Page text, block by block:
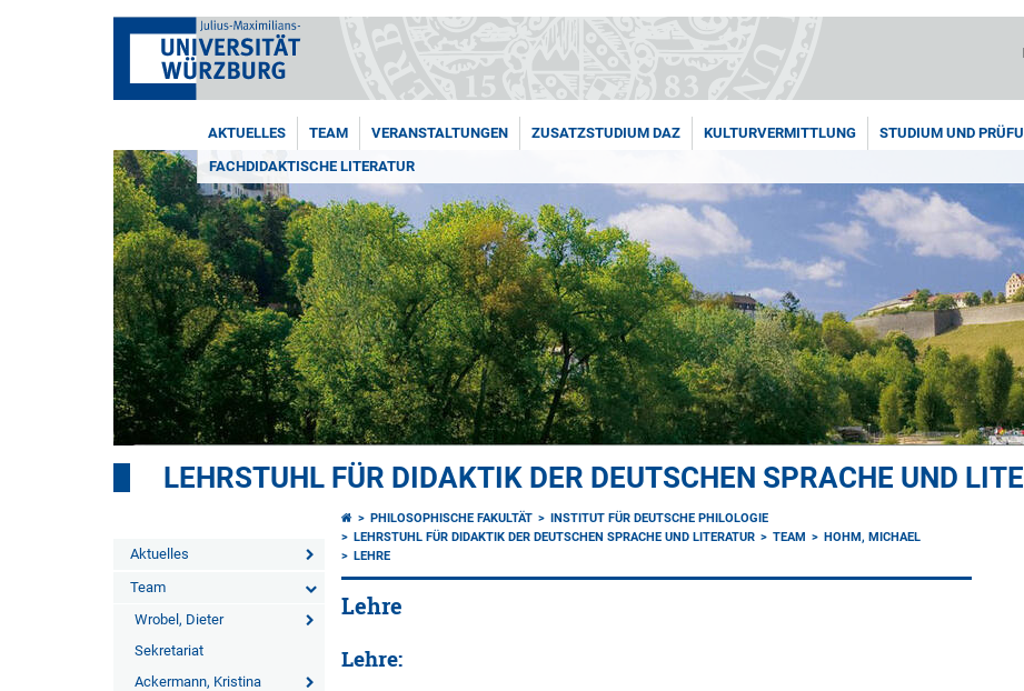
AKTUELLES TEAM VERANSTALTUNGEN ZUSATZSTUDIUM DAZ KULTURVERMITTLUNG STUDIUM UND
FACHDIDAKTISCHE LITERATUR
LEHRSTUHL FÜR DIDAKTIK DER DEUTSCHEN SPRACHE UND
Aktuelles
Team
Wrobel, Dieter
Sekretariat
Ackermann, Kristina
PHILOSOPHISCHE FAKULTÄT
INSTITUT FÜR DEUTSCHE PHILOLOGIE
LEHRSTUHL FÜR DIDAKTIK DER DEUTSCHEN SPRACHE UND LITERATUR
TEAM
HOHM, MICHAEL
LEHRE
Lehre
Lehre: